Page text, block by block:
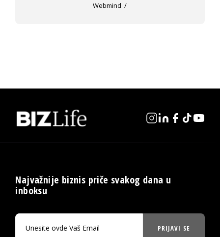
Webmind
Najvažnije biznis priče svakog dana u
inboksu
PRIJAVI SE